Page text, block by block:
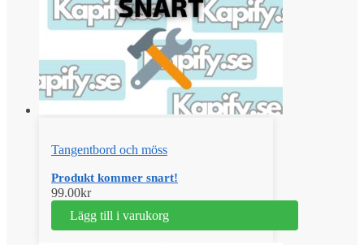
Tangentbord och möss
Produkt kommer snart!
99.00kr
Lägg till i varukorg